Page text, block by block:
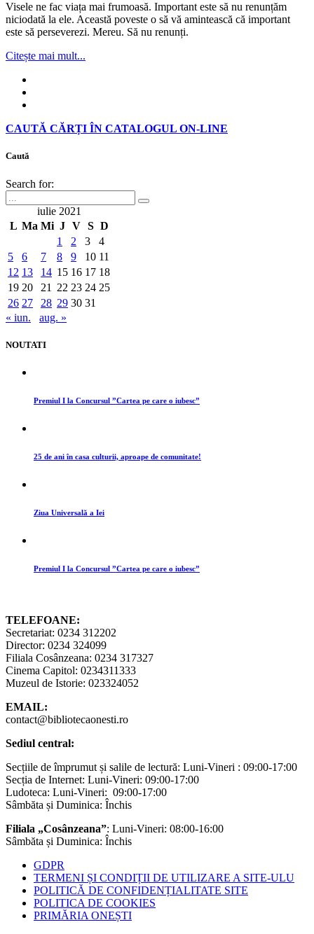
Visele ne fac viața mai frumoasă. Important este să nu renunțăm
niciodată la ele. Această poveste o să vă amintească că important
este să perseverezi. Mereu. Să nu renunți.
Citește mai mult...
CAUTĂ CĂRȚI ÎN CATALOGUL ON-LINE
Caută
Search for:
iulie 2021
L Ma Mi J V S D
1
2 3
4
5
6 7 8 9 10 11
12 13 14 15 16 17 18
19 20 21 22 23 24 25
26 27 28 29 30 31
« iun.
aug. »
NOUTATI
Premiul I la Concursul ”Cartea pe care o iubesc”
25 de ani în casa culturii, aproape de comunitate!
Ziua Universală a Iei
Premiul I la Concursul ”Cartea pe care o iubesc”
TELEFOANE:
Secretariat: 0234 312202
Director: 0234 324099
Filiala Cosânzeana: 0234 317327
Cinema Capitol: 0234311333
Muzeul de Istorie: 023324052
EMAIL:
contact@bibliotecaonesti.ro
Sediul central:
Secțiile de împrumut și salile de lectură: Luni-Vineri : 09:00-17:00
Secția de Internet: Luni-Vineri: 09:00-17:00
Ludoteca: Luni-Vineri: 09:00-17:00
Sâmbăta și Duminica: Închis
Filiala „Cosânzeana”: Luni-Vineri: 08:00-16:00
Sâmbăta și Duminica: Închis
GDPR
TERMENI ȘI CONDIȚII DE UTILIZARE A SITE-ULU
POLITICĂ DE CONFIDENȚIALITATE SITE
POLITICA DE COOKIES
PRIMĂRIA ONEȘTI